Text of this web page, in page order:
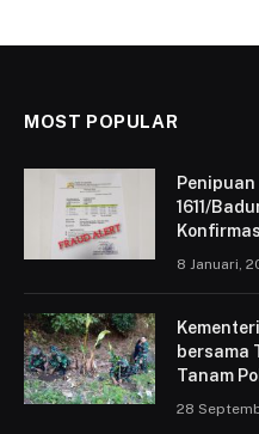
MOST POPULAR
1611/
8 Januari,
bersama
Tanam
28